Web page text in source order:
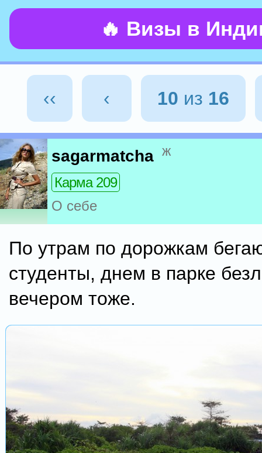
🔥 Визы в
‹‹ ‹ 10 из 16
sagarmatcha ж
Карма 209
О себе
По утрам по дорожкам
студенты, днем в парке
вечером тоже.